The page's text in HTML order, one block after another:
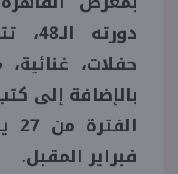
حفلات،
بالإضافة إلى
فبراير المقبل.